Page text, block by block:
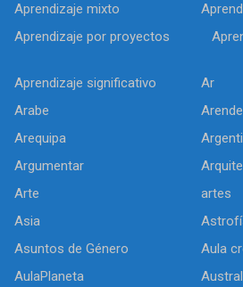
Aprendizaje mixto
Aprendizaje por proyectos
Aprendizaje significativo
Ar
Arabe
Arequipa
Argumentar
Arte
artes
Asia
Asuntos de Género
Aula
AulaPlaneta